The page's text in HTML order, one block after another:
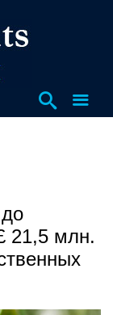
21,5 млн.